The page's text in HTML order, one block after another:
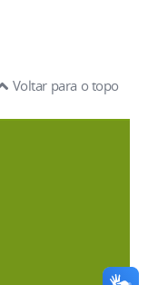
Voltar para o topo